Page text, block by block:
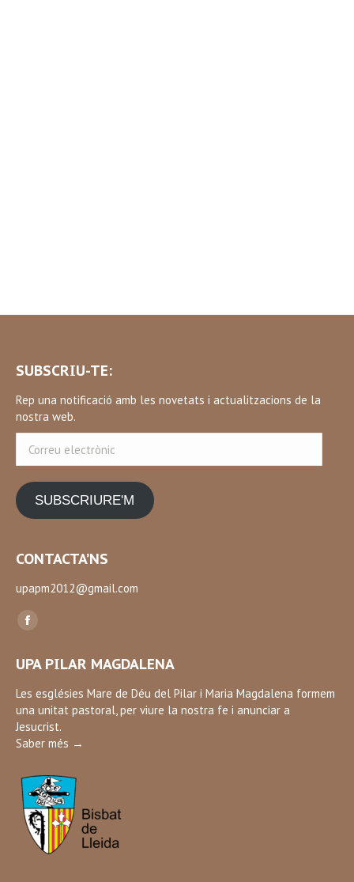
SUBSCRIU-TE:
Rep una notificació amb les novetats i actualitzacions de la
nostra web.
electrònic
SUBSCRIURE'M
CONTACTA’NS
upapm2012@gmail.com
Find us on:
Facebook
opens
in
new
window
UPA PILAR MAGDALENA
Les esglésies Mare de Déu del Pilar i Maria Magdalena formem
una unitat pastoral, per viure la nostra fe i anunciar a
Jesucrist.
Saber més →